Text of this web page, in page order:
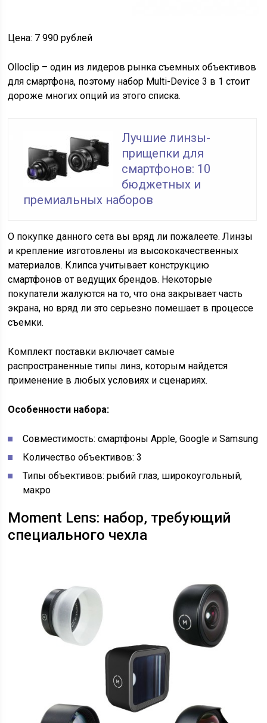
Цена: 7 990 рублей
Olloclip – один из лидеров рынка съемных объективов
для смартфона, поэтому набор Multi-Device 3 в 1 стоит
дороже многих опций из этого списка.
Лучшие линзы-
прищепки для
смартфонов: 10
бюджетных и
премиальных наборов
О покупке данного сета вы вряд ли пожалеете. Линзы
и крепление изготовлены из высококачественных
материалов. Клипса учитывает конструкцию
смартфонов от ведущих брендов. Некоторые
покупатели жалуются на то, что она закрывает часть
экрана, но вряд ли это серьезно помешает в процессе
съемки.
Комплект поставки включает самые
распространенные типы линз, которым найдется
применение в любых условиях и сценариях.
Особенности набора:
Совместимость: смартфоны Apple, Google и Samsung
Количество объективов: 3
Типы объективов: рыбий глаз, широкоугольный,
макро
Moment Lens: набор, требующий
специального чехла